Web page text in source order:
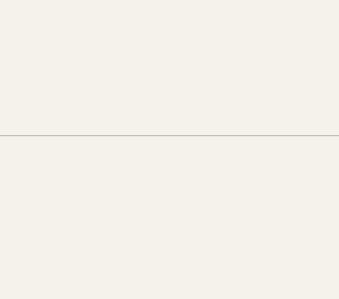
な住所により変動する場合があります。
ご注文手続き画面にてご確認ください。